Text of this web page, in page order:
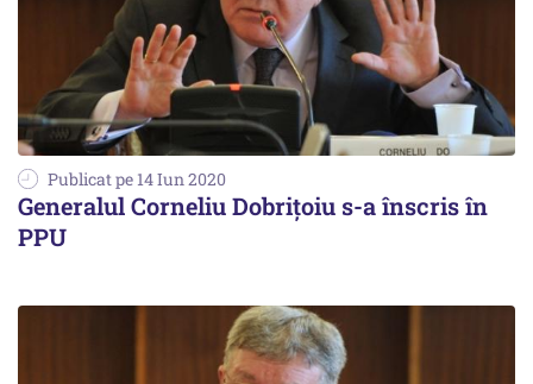
Publicat pe 14 Iun 2020
Generalul Corneliu Dobrițoiu s-a înscris în
PPU